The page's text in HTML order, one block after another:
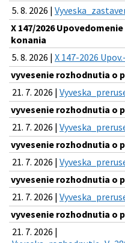
5. 8. 2026 |
X 147/2026
konania
5. 8. 2026 | X 147-2026
vyvesenie rozhodnutia o
21. 7. 2026 |
vyvesenie rozhodnutia o
21. 7. 2026 |
vyvesenie rozhodnutia o
21. 7. 2026 |
vyvesenie rozhodnutia o
21. 7. 2026 |
vyvesenie rozhodnutia o
21. 7. 2026 |